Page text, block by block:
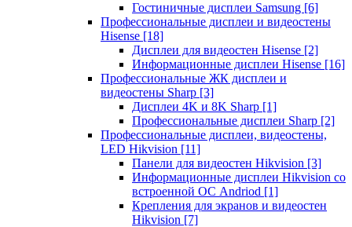
Гостиничные дисплеи Samsung [6]
Профессиональные дисплеи и видеостены
Hisense [18]
Дисплеи для видеостен Hisense [2]
Информационные дисплеи Hisense [16]
Профессиональные ЖК дисплеи и
видеостены Sharp [3]
Дисплеи 4K и 8K Sharp [1]
Профессиональные дисплеи Sharp [2]
Профессиональные дисплеи, видеостены,
LED Hikvision [11]
Панели для видеостен Hikvision [3]
Информационные дисплеи Hikvision со
встроенной ОС Andriod [1]
Крепления для экранов и видеостен
Hikvision [7]